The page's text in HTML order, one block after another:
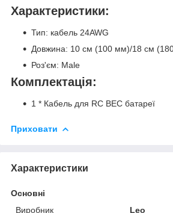
Характеристики:
Тип: кабель 24AWG
Довжина: 10 см (100 мм)/18 см
Роз'єм: Male
Комплектація:
1 * Кабель для RC BEC батареї
Приховати
Характеристики
Основні
Виробник
Leo